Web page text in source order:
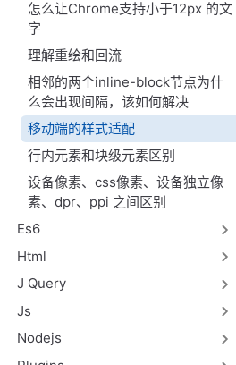
怎么让Chrome支持小于12px 的文
字
理解重绘和回流
相邻的两个inline-block节点为什
么会出现间隔，该如何解决
移动端的样式适配
行内元素和块级元素区别
设备像素、css像素、设备独立像
素、dpr、ppi 之间区别
Es6
Html
J Query
Js
Nodejs